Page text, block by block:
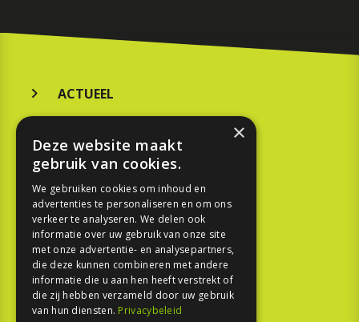
ACTUEEL
KOOPGIDS
TESTEN
SPORT
REPORTAGE
TOUREN
×
Deze website maakt
gebruik van cookies.
We gebruiken cookies om inhoud en
advertenties te personaliseren en om ons
verkeer te analyseren. We delen ook
informatie over uw gebruik van onze site
met onze advertentie- en analysepartners,
die deze kunnen combineren met andere
informatie die u aan hen heeft verstrekt of
die zij hebben verzameld door uw gebruik
van hun diensten. Privacybeleid